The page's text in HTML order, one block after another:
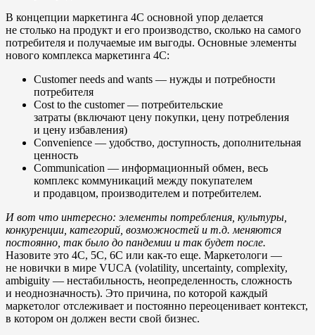
В концепции маркетинга 4С основной упор делается
не столько на продукт и его производство, сколько на самого
потребителя и получаемые им выгоды. Основные элементы
нового комплекса маркетинга 4C:
Customer needs and wants — нужды и потребности
потребителя
Cost to the customer — потребительские
затраты (включают цену покупки, цену потребления
и цену избавления)
Convenience — удобство, доступность, дополнительная
ценность
Communication — информационный обмен, весь
комплекс коммуникаций между покупателем
и продавцом, производителем и потребителем.
И вот что интересно: элементы потребления, культуры,
конкуренции, категорий, возможностей и т.д. меняются
постоянно, так было до пандемии и так будет после.
Назовите это 4C, 5C, 6C или как-то еще. Маркетологи —
не новички в мире VUCA (volatility, uncertainty, complexity,
ambiguity — нестабильность, неопределенность, сложность
и неоднозначность). Это причина, по которой каждый
маркетолог отслеживает и постоянно переоценивает контекст,
в котором он должен вести свой бизнес.